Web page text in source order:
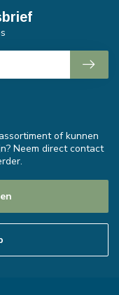
of kunnen
Neem direct contact